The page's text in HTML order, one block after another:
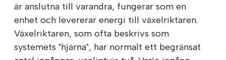
är anslutna till varandra, fungerar som en
enhet och levererar energi till växelriktaren.
Växelriktaren, som ofta beskrivs som
systemets "hjärna", har normalt ett begränsat